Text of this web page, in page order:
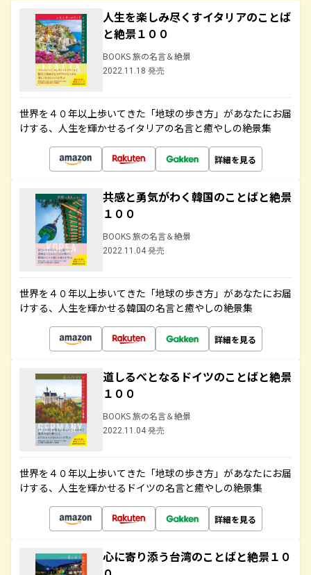
人生を楽しみ尽くすイタリアのことば
と絶景１００
BOOKS 旅の名言＆絶景
2022.11.18 発売
世界を４０年以上歩いてきた「地球の歩き方」があなたにお届
けする、人生を輝かせるイタリアの名言と癒やしの絶景集
詳細を見る
共感と勇気がわく韓国のことばと絶景
１００
BOOKS 旅の名言＆絶景
2022.11.04 発売
世界を４０年以上歩いてきた「地球の歩き方」があなたにお届
けする、人生を輝かせる韓国の名言と癒やしの絶景集
詳細を見る
道しるべとなるドイツのことばと絶景
１００
BOOKS 旅の名言＆絶景
2022.11.04 発売
世界を４０年以上歩いてきた「地球の歩き方」があなたにお届
けする、人生を輝かせるドイツの名言と癒やしの絶景集
詳細を見る
心に寄り添う台湾のことばと絶景１０